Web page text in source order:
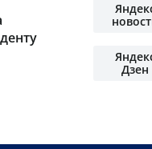
Дзен